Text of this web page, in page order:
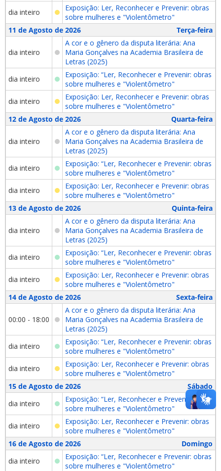
dia inteiro
Exposição: Ler, Reconhecer e Prevenir: obras
sobre mulheres e "Violentômetro"
11 de Agosto de 2026
Terça-feira
dia inteiro
A cor e o gênero da disputa literária: Ana
Maria Gonçalves na Academia Brasileira de
Letras (2025)
dia inteiro
Exposição: “Ler, Reconhecer e Prevenir: obras
sobre mulheres e "Violentômetro"
dia inteiro
Exposição: Ler, Reconhecer e Prevenir: obras
sobre mulheres e "Violentômetro"
12 de Agosto de 2026
Quarta-feira
dia inteiro
A cor e o gênero da disputa literária: Ana
Maria Gonçalves na Academia Brasileira de
Letras (2025)
dia inteiro
Exposição: “Ler, Reconhecer e Prevenir: obras
sobre mulheres e "Violentômetro"
dia inteiro
Exposição: Ler, Reconhecer e Prevenir: obras
sobre mulheres e "Violentômetro"
13 de Agosto de 2026
Quinta-feira
dia inteiro
A cor e o gênero da disputa literária: Ana
Maria Gonçalves na Academia Brasileira de
Letras (2025)
dia inteiro
Exposição: “Ler, Reconhecer e Prevenir: obras
sobre mulheres e "Violentômetro"
dia inteiro
Exposição: Ler, Reconhecer e Prevenir: obras
sobre mulheres e "Violentômetro"
14 de Agosto de 2026
Sexta-feira
00:00 - 18:00
A cor e o gênero da disputa literária: Ana
Maria Gonçalves na Academia Brasileira de
Letras (2025)
dia inteiro
Exposição: “Ler, Reconhecer e Prevenir: obras
sobre mulheres e "Violentômetro"
dia inteiro
Exposição: Ler, Reconhecer e Prevenir: obras
sobre mulheres e "Violentômetro"
15 de Agosto de 2026
Sábado
dia inteiro
Exposição: “Ler, Reconhecer e Prevenir: obras
sobre mulheres e "Violentômetro"
dia inteiro
Exposição: Ler, Reconhecer e Prevenir: obras
sobre mulheres e "Violentômetro"
16 de Agosto de 2026
Domingo
dia inteiro
Exposição: “Ler, Reconhecer e Prevenir: obras
sobre mulheres e "Violentômetro"